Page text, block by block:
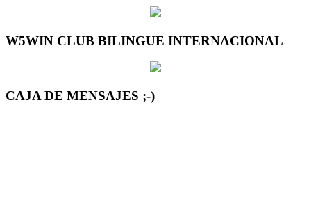
W5WIN CLUB BILINGUE INTERNACIONAL
CAJA DE MENSAJES ;-)